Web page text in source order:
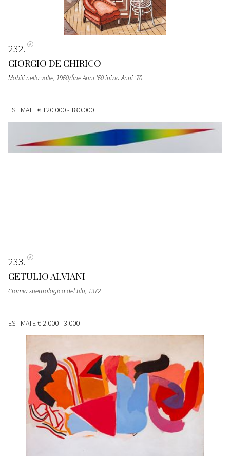
232
GIORGIO DE CHIRICO
Mobili nella valle, 1960/fine Anni '60 inizio Anni '70
ESTIMATE€ 120.000 - 180.000
233
GETULIO ALVIANI
Cromia spettrologica del blu, 1972
ESTIMATE€ 2.000 - 3.000